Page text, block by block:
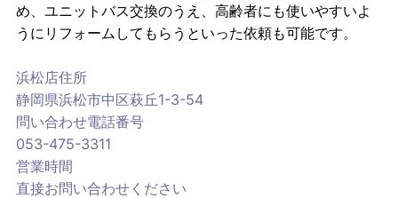
め、ユニットバス交換のうえ、高齢者にも使いやすいよ
うにリフォームしてもらうといった依頼も可能です。
浜松店住所
静岡県浜松市中区萩丘1-3-54
問い合わせ電話番号
053-475-3311
営業時間
直接お問い合わせください